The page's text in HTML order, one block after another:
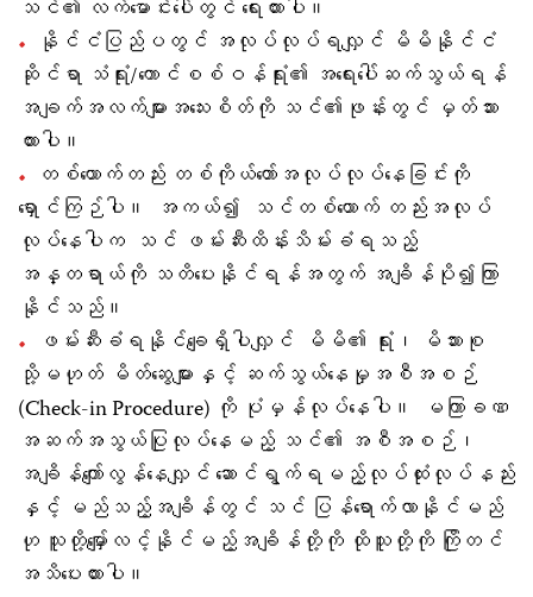
သင်၏ လက်မောင်းပေါ်တွင် ရေးထားပါ။
နိုင်ငံပြည်ပတွင် အလုပ်လုပ်ရလျှင် မိမိနိုင်ငံ
ဆိုင်ရာ သံရုံး/ကောင်စစ်ဝန်ရုံး၏ အရေးပေါ်ဆက်သွယ်ရန်
အချက်အလက်များအသေးစိတ်ကို သင်၏ဖုန်းတွင် မှတ်သား
ထားပါ။
တစ်ယောက်တည်း တစ်ကိုယ်တော်အလုပ်လုပ်နေခြင်းကို
ရှောင်ကြဉ်ပါ။ အကယ်၍ သင်တစ်ယောက် တည်းအလုပ်
လုပ်နေပါက သင် ဖမ်းဆီးထိန်းသိမ်းခံရသည့်
အန္တရာယ်ကို သတိပေးနိုင်ရန်အတွက် အချိန်ပို၍ကြာ
နိုင်သည်။
ဖမ်းဆီးခံရနိုင်ချေရှိပါလျှင် မိမိ၏ ရုံး၊ မိသားစု
သို့မဟုတ် မိတ်ဆွေများနှင့် ဆက်သွယ်နေမှုအစီအစဉ်
(Check-in Procedure) ကို ပုံမှန်လုပ်နေပါ။ မကြာခဏ
အဆက်အသွယ်ပြုလုပ်နေမည့် သင်၏ အစီအစဉ်၊
အချိန်ကျော်လွန်နေလျှင် ဆောင်ရွက်ရမည့်လုပ်ထုံးလုပ်နည်း
နှင့် မည်သည့်အချိန်တွင် သင် ပြန်ရောက်လာနိုင်မည်
ဟု သူတို့မျှော်လင့်နိုင်မည့်အချိန်တို့ကို ထိုသူတို့ကို ကြိုတင်
အသိပေးထားပါ။